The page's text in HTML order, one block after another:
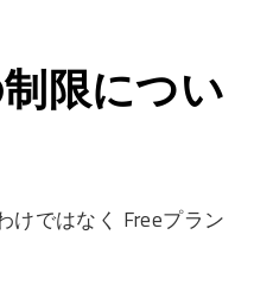
限につい
けではなく Freeプラン